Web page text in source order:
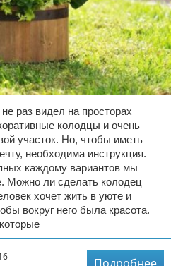
раз видел на просторах
колодцы и очень
участок. Но, чтобы иметь
необходима инструкция.
каждому вариантов мы
Можно ли сделать колодец
хочет жить в уюте и
вокруг него была красота.